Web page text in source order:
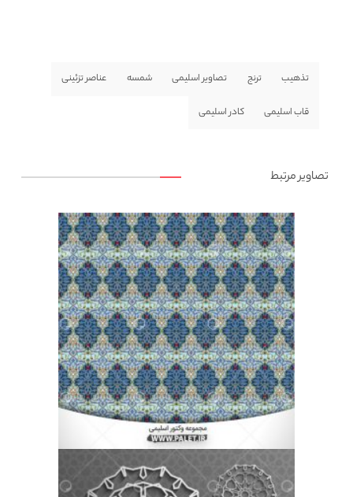
تذهیب ترنج تصاویر اسلیمی شمسه عناصر تزئینی
قاب اسلیمی کادر اسلیمی
تصاویر مرتبط